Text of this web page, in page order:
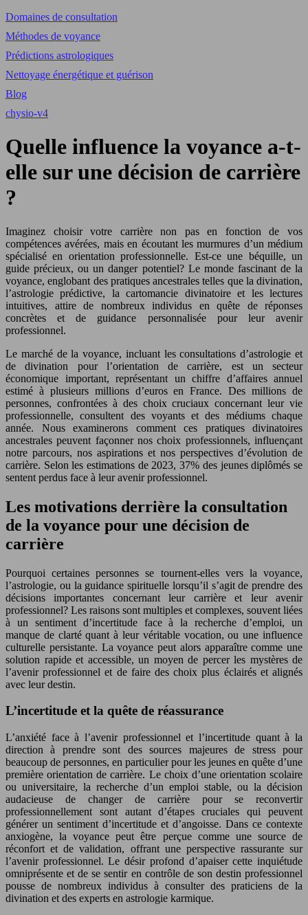
Domaines de consultation
Méthodes de voyance
Prédictions astrologiques
Nettoyage énergétique et guérison
Blog
chysio-v4
Quelle influence la voyance a-t-
elle sur une décision de carrière
?
Imaginez choisir votre carrière non pas en fonction de vos
compétences avérées, mais en écoutant les murmures d’un médium
spécialisé en orientation professionnelle. Est-ce une béquille, un
guide précieux, ou un danger potentiel? Le monde fascinant de la
voyance, englobant des pratiques ancestrales telles que la divination,
l’astrologie prédictive, la cartomancie divinatoire et les lectures
intuitives, attire de nombreux individus en quête de réponses
concrètes et de guidance personnalisée pour leur avenir
professionnel.
Le marché de la voyance, incluant les consultations d’astrologie et
de divination pour l’orientation de carrière, est un secteur
économique important, représentant un chiffre d’affaires annuel
estimé à plusieurs millions d’euros en France. Des millions de
personnes, confrontées à des choix cruciaux concernant leur vie
professionnelle, consultent des voyants et des médiums chaque
année. Nous examinerons comment ces pratiques divinatoires
ancestrales peuvent façonner nos choix professionnels, influençant
notre parcours, nos aspirations et nos perspectives d’évolution de
carrière. Selon les estimations de 2023, 37% des jeunes diplômés se
sentent perdus face à leur avenir professionnel.
Les motivations derrière la consultation
de la voyance pour une décision de
carrière
Pourquoi certaines personnes se tournent-elles vers la voyance,
l’astrologie, ou la guidance spirituelle lorsqu’il s’agit de prendre des
décisions importantes concernant leur carrière et leur avenir
professionnel? Les raisons sont multiples et complexes, souvent liées
à un sentiment d’incertitude face à la recherche d’emploi, un
manque de clarté quant à leur véritable vocation, ou une influence
culturelle persistante. La voyance peut alors apparaître comme une
solution rapide et accessible, un moyen de percer les mystères de
l’avenir professionnel et de faire des choix plus éclairés et alignés
avec leur destin.
L’incertitude et la quête de réassurance
L’anxiété face à l’avenir professionnel et l’incertitude quant à la
direction à prendre sont des sources majeures de stress pour
beaucoup de personnes, en particulier pour les jeunes en quête d’une
première orientation de carrière. Le choix d’une orientation scolaire
ou universitaire, la recherche d’un emploi stable, ou la décision
audacieuse de changer de carrière pour se reconvertir
professionnellement sont autant d’étapes cruciales qui peuvent
générer un sentiment d’incertitude et d’angoisse. Dans ce contexte
anxiogène, la voyance peut être perçue comme une source de
réconfort et de validation, offrant une perspective rassurante sur
l’avenir professionnel. Le désir profond d’apaiser cette inquiétude
omniprésente et de se sentir en contrôle de son destin professionnel
pousse de nombreux individus à consulter des praticiens de la
divination et des experts en astrologie karmique.